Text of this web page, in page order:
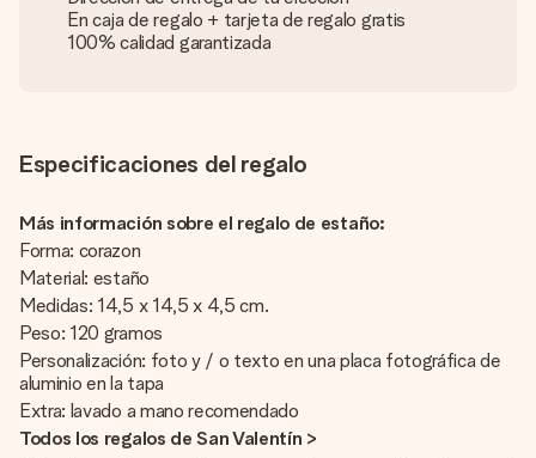
En caja de regalo + tarjeta de regalo gratis
100% calidad garantizada
Especificaciones del regalo
Más información sobre el regalo de estaño:
Forma: corazon
Material: estaño
Medidas: 14,5 x 14,5 x 4,5 cm.
Peso: 120 gramos
Personalización: foto y / o texto en una placa fotográfica de
aluminio en la tapa
Extra: lavado a mano recomendado
Todos los regalos de San Valentín >